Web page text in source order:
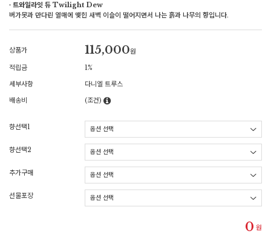
∙ 트와일라잇 듀 Twilight Dew
버가못과 만다린 열매에 맺힌 새벽 이슬이 떨어지면서 나는 흙과 나무의 향입니다.
상품가 115,000원
적립금
1%
세부사항
다니엘 트루스
배송비
(조건)
향선택1
향선택2
추가구매
선물포장
0 원